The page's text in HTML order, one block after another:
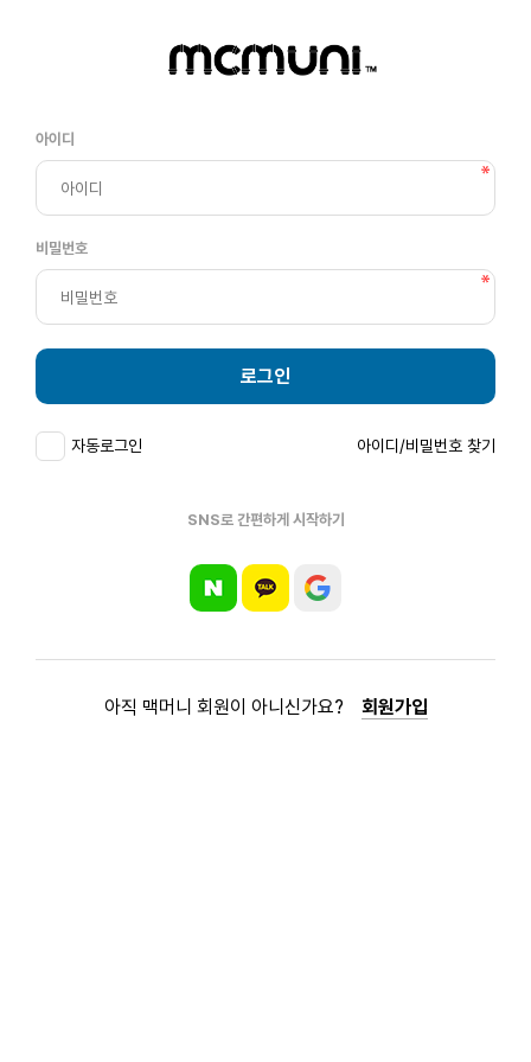
아이디
비밀번호
로그인
자동로그인 아이디/비밀번호 찾기
SNS로 간편하게 시작하기
아직 맥머니 회원이 아니신가요? 회원가입